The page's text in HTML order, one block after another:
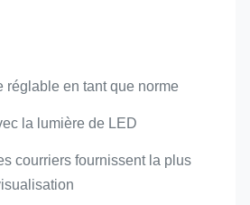
réglable en tant que norme
la lumière de LED
courriers fournissent la plus